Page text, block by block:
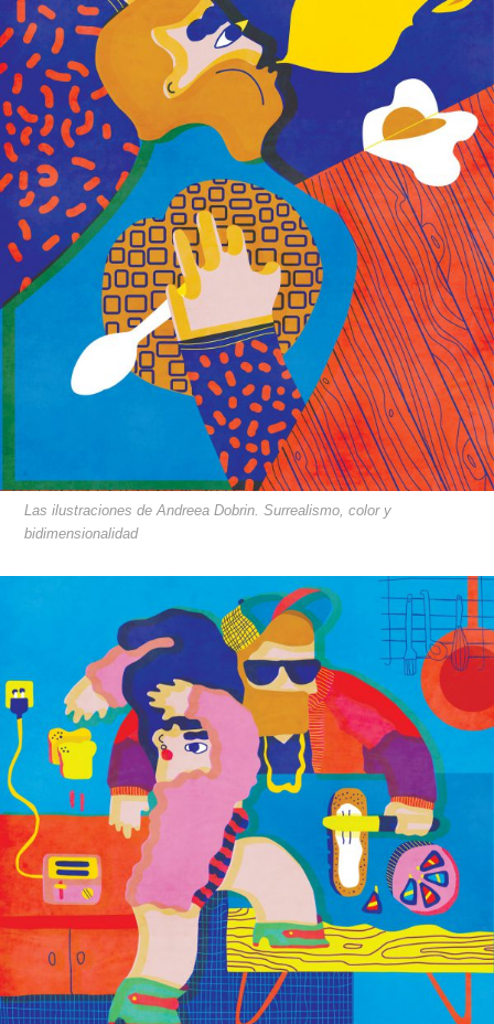
Las ilustraciones de Andreea Dobrin. Surrealismo, color y
bidimensionalidad